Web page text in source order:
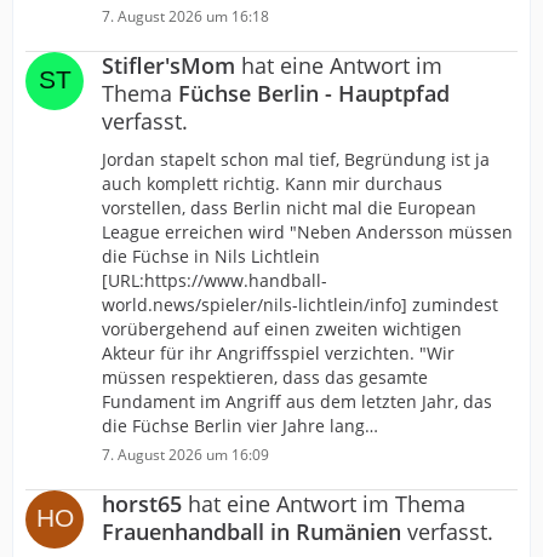
7. August 2026 um 16:18
Stifler'sMom hat eine Antwort im
Thema Füchse Berlin - Hauptpfad
verfasst.
Jordan stapelt schon mal tief, Begründung ist ja
auch komplett richtig. Kann mir durchaus
vorstellen, dass Berlin nicht mal die European
League erreichen wird "Neben Andersson müssen
die Füchse in Nils Lichtlein
[URL:https://www.handball-
world.news/spieler/nils-lichtlein/info] zumindest
vorübergehend auf einen zweiten wichtigen
Akteur für ihr Angriffsspiel verzichten. "Wir
müssen respektieren, dass das gesamte
Fundament im Angriff aus dem letzten Jahr, das
die Füchse Berlin vier Jahre lang…
7. August 2026 um 16:09
horst65 hat eine Antwort im Thema
Frauenhandball in Rumänien verfasst.